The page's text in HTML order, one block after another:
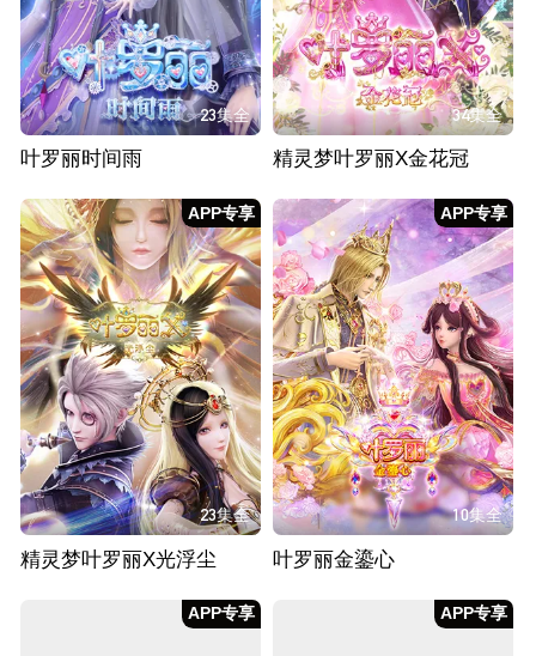
23集全
叶罗丽时间雨
34集全
精灵梦叶罗丽X金花冠
APP专享
23集全
精灵梦叶罗丽X光浮尘
APP专享
10集全
叶罗丽金鎏心
APP专享 APP专享